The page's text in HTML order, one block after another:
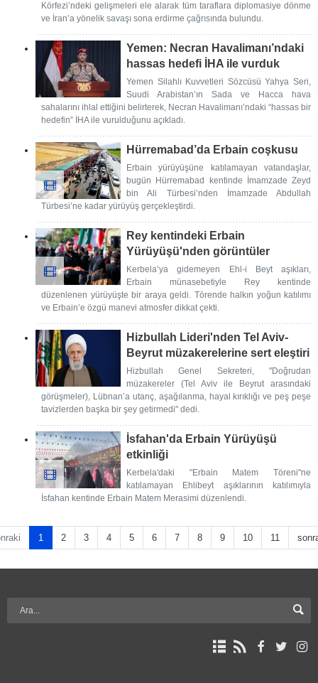
Körfezi’ndeki gelişmeleri ele alarak tüm taraflara diplomasiye dönme
ve İran’a yönelik savaşı sona erdirme çağrısında bulundu.
Yemen: Necran Havalimanı’ndaki
hassas hedefi İHA ile vurduk
Yemen Silahlı Kuvvetleri Sözcüsü Yahya Seri,
Suudi Arabistan’ın Sada ve Hacca hava
sahalarını ihlal ettiğini belirterek, Necran Havalimanı’ndaki “hassas bir
hedefin” İHA ile vurulduğunu açıkladı.
Hürremabad’da Erbain coşkusu
Erbain yürüyüşüne katılamayan vatandaşlar,
bugün Hürremabad kentinde İmamzade Zeyd
bin Ali Türbesi’nden İmamzade Abdullah
Türbesi’ne kadar yürüyüş gerçekleştirdi.
Rey kentindeki Erbain
Yürüyüşü'nden görüntüler
Kerbela’ya gidemeyen Ehl-i Beyt aşıkları,
Erbain münasebetiyle Rey kentinde
düzenlenen yürüyüşte bir araya geldi. Törende halkın yoğun katılımı
ve Erbain’e özgü manevi atmosfer dikkat çekti.
Hizbullah Lideri'nden Tel Aviv-
Beyrut müzakerelerine sert eleştiri
Hizbullah Genel Sekreteri, "Doğrudan
müzakereler (Tel Aviv ile Beyrut arasındaki
görüşmeler), Lübnan’a utanç, aşağılanma, hayal kırıklığı ve peş peşe
tavizlerden başka bir şey getirmedi" dedi.
İsfahan'da Erbain Yürüyüşü
etkinliği
Kerbela'daki "Erbain Matem Töreni"ne
katılamayan Ehlibeyt aşıklarının katılımıyla
İsfahan kentinde Erbain Matem Merasimi düzenlendi.
1 2 3 4 5 6 7 8 9 10 11